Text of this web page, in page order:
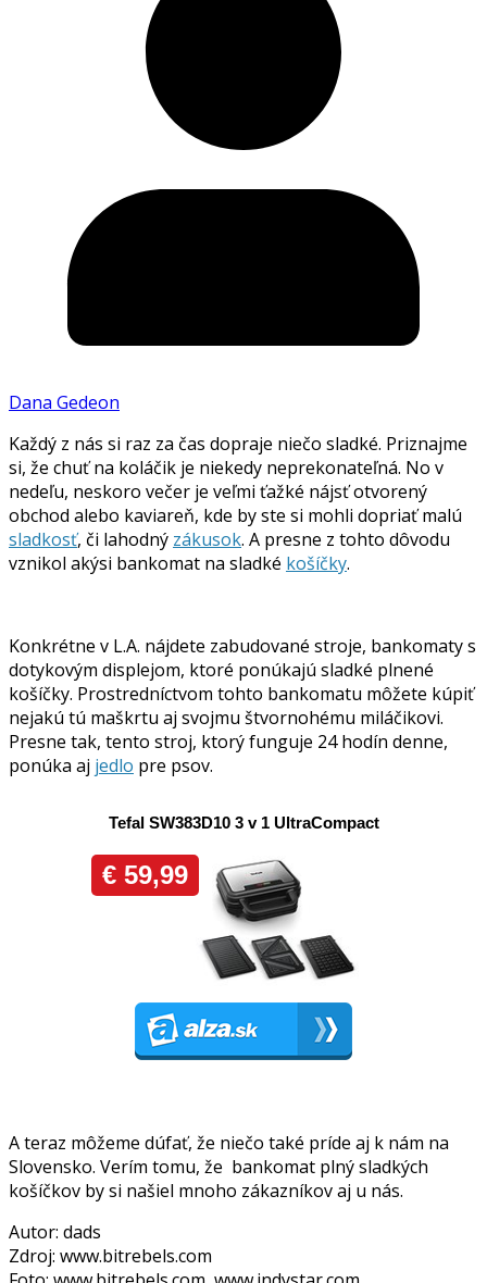
Dana Gedeon
Každý z nás si raz za čas dopraje niečo sladké. Priznajme
si, že chuť na koláčik je niekedy neprekonateľná. No v
nedeľu, neskoro večer je veľmi ťažké nájsť otvorený
obchod alebo kaviareň, kde by ste si mohli dopriať malú
sladkosť, či lahodný zákusok. A presne z tohto dôvodu
vznikol akýsi bankomat na sladké košíčky.
Konkrétne v L.A. nájdete zabudované stroje, bankomaty s
dotykovým displejom, ktoré ponúkajú sladké plnené
košíčky. Prostredníctvom tohto bankomatu môžete kúpiť
nejakú tú maškrtu aj svojmu štvornohému miláčikovi.
Presne tak, tento stroj, ktorý funguje 24 hodín denne,
ponúka aj jedlo pre psov.
A teraz môžeme dúfať, že niečo také príde aj k nám na
Slovensko. Verím tomu, že bankomat plný sladkých
košíčkov by si našiel mnoho zákazníkov aj u nás.
Autor: dads
Zdroj: www.bitrebels.com